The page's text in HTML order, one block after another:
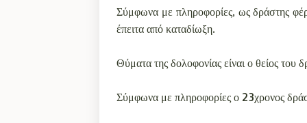
Σύμφωνα με πληροφορίες, ως δράστης
έπειτα από καταδίωξη.
Θύματα της δολοφονίας είναι ο θείος του
Σύμφωνα με πληροφορίες ο 23χρονος